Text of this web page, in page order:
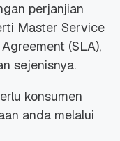
perjanjian
Master Service
(SLA),
sejenisnya.
konsumen
anda melalui